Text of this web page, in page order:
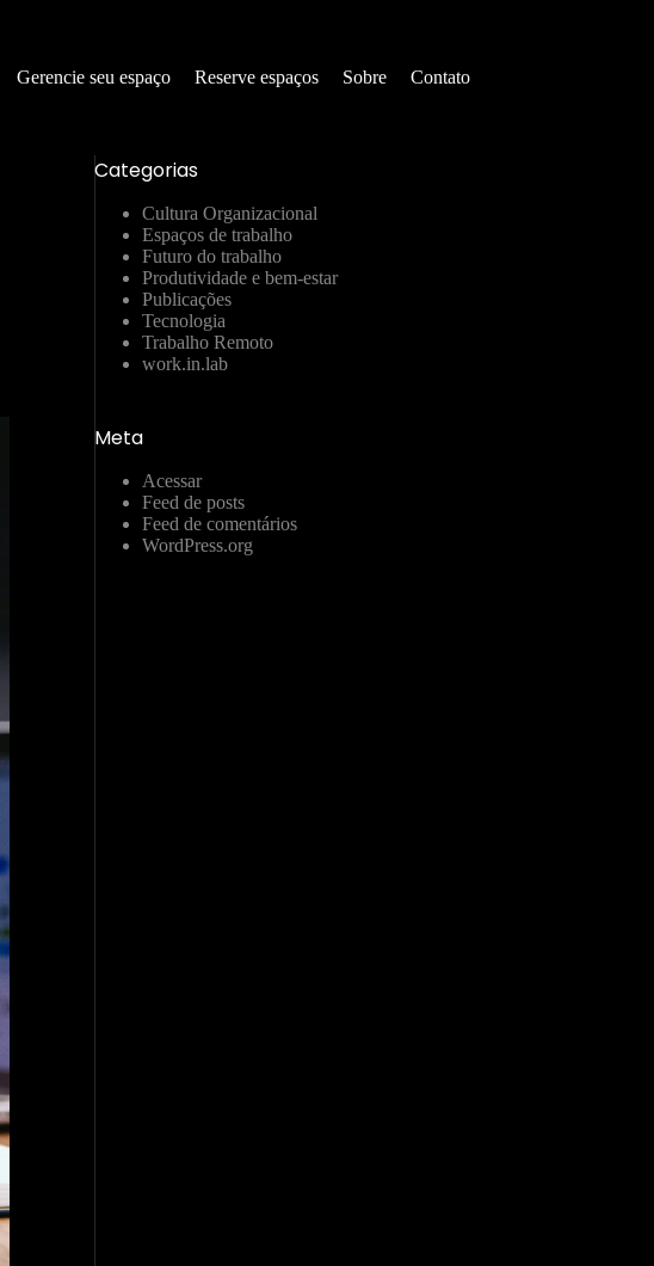
Gerencie seu espaço Reserve espaços Sobre Contato
Categorias
Cultura Organizacional
Espaços de trabalho
Futuro do trabalho
Produtividade e bem-estar
Publicações
Tecnologia
Trabalho Remoto
work.in.lab
Meta
Acessar
Feed de posts
Feed de comentários
WordPress.org